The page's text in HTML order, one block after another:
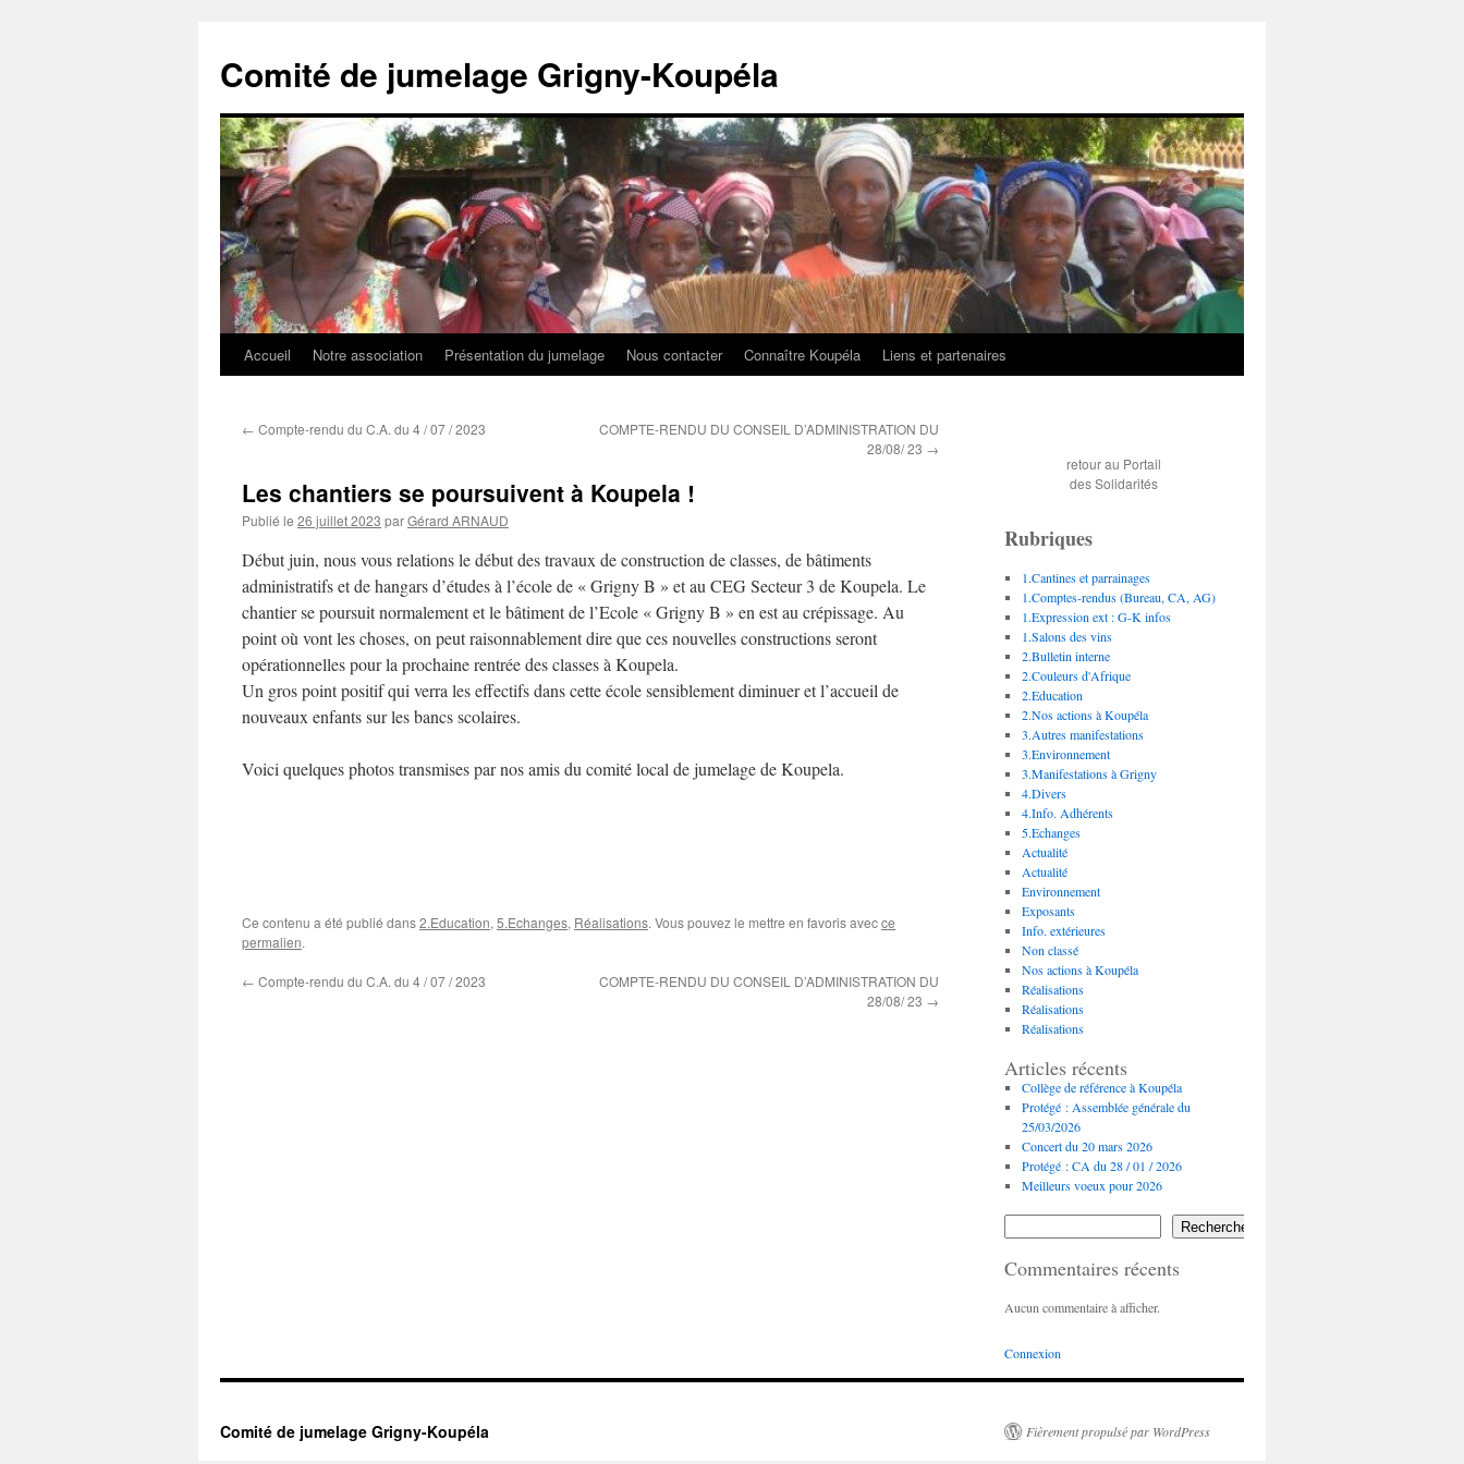
Comité de jumelage Grigny-Koupéla
Aller
contenu
Accueil Notre association Présentation du jumelage Nous contacter Connaître Koupéla Liens et partenaires
← Compte-rendu du C.A. du 4 / 07 / 2023
COMPTE-RENDU DU CONSEIL D’ADMINISTRATION DU
28/08/ 23 →
Les chantiers se poursuivent à Koupela !
Publié le 26 juillet 2023 parGérard ARNAUD
Début juin, nous vous relations le début des travaux de construction de classes, de bâtiments
administratifs et de hangars d’études à l’école de « Grigny B » et au CEG Secteur 3 de Koupela. Le
chantier se poursuit normalement et le bâtiment de l’Ecole « Grigny B » en est au crépissage. Au
point où vont les choses, on peut raisonnablement dire que ces nouvelles constructions seront
opérationnelles pour la prochaine rentrée des classes à Koupela.
Un gros point positif qui verra les effectifs dans cette école sensiblement diminuer et l’accueil de
nouveaux enfants sur les bancs scolaires.
Voici quelques photos transmises par nos amis du comité local de jumelage de Koupela.
Ce contenu a été publié dans2.Education, 5.Echanges, Réalisations. Vous pouvez le mettre en favoris avecce
permalien.
← Compte-rendu du C.A. du 4 / 07 / 2023
COMPTE-RENDU DU CONSEIL D’ADMINISTRATION DU
28/08/ 23 →
retour au Portail
des Solidarités
Rubriques
1.Cantines et parrainages
1.Comptes-rendus (Bureau, CA, AG)
1.Expression ext : G-K infos
1.Salons des vins
2.Bulletin interne
2.Couleurs d'Afrique
2.Education
2.Nos actions à Koupéla
3.Autres manifestations
3.Environnement
3.Manifestations à Grigny
4.Divers
4.Info. Adhérents
5.Echanges
Actualité
Actualité
Environnement
Exposants
Info. extérieures
Non classé
Nos actions à Koupéla
Réalisations
Réalisations
Réalisations
Articles récents
Collège de référence à Koupéla
Protégé : Assemblée générale du
25/03/2026
Concert du 20 mars 2026
Protégé : CA du 28 / 01 / 2026
Meilleurs voeux pour 2026
Rechercher
Commentaires récents
Aucun commentaire à afficher.
Connexion
Comité de jumelage Grigny-Koupéla Fièrement propulsé par WordPress